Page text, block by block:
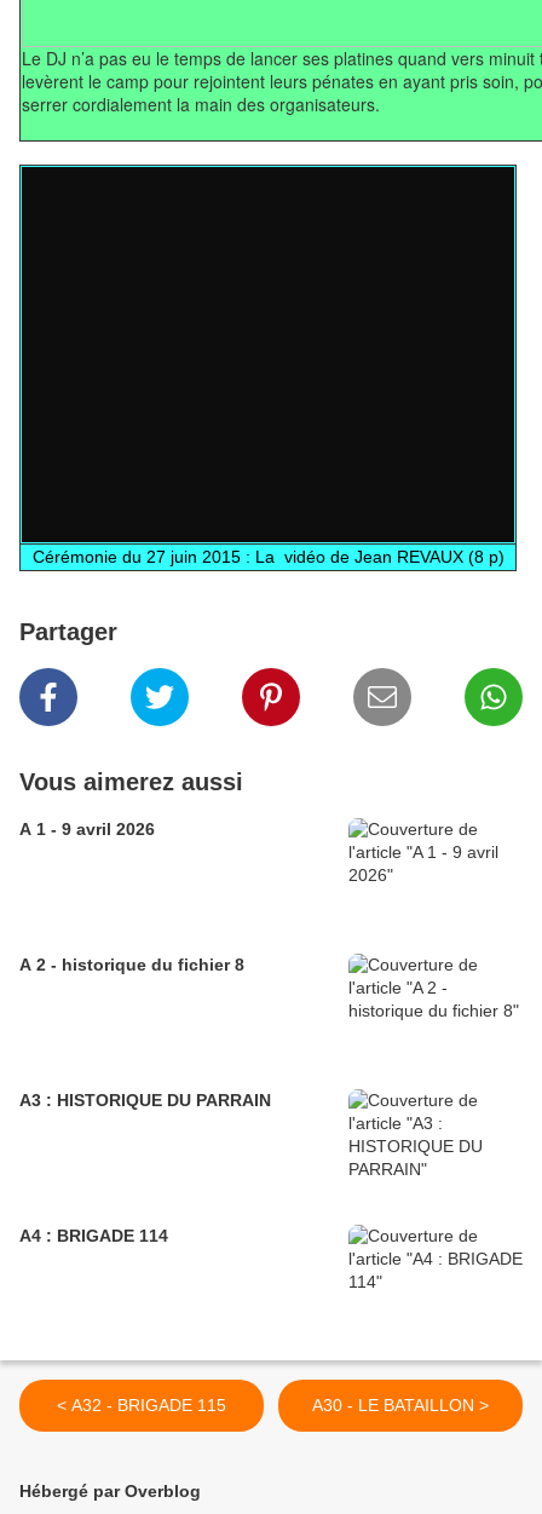
Le DJ n’a pas eu le temps de lancer ses platines quand vers
levèrent le camp pour rejointent leurs pénates en ayant pris soin,
serrer cordialement la main des organisateurs.
Cérémonie du 27 juin 2015 : La vidéo de Jean REVAUX (8 p)
Partager
Vous aimerez aussi
A 1 - 9 avril 2026
A 2 - historique du fichier 8
A3 : HISTORIQUE DU PARRAIN
A4 : BRIGADE 114
< A32 - BRIGADE 115 A30 - LE BATAILLON >
Hébergé par Overblog